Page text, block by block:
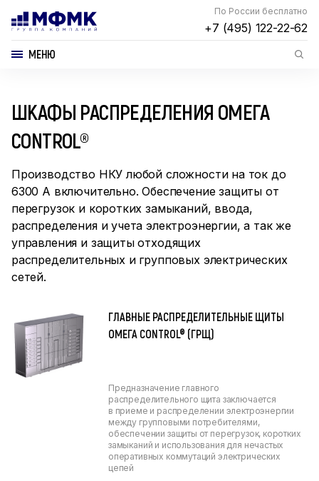
По России бесплатно
+7 (495) 122-22-62
МЕНЮ
ШКАФЫ РАСПРЕДЕЛЕНИЯ ОМЕГА
CONTROL®
Производство НКУ любой сложности на ток до
6300 А включительно. Обеспечение защиты от
перегрузок и коротких замыканий, ввода,
распределения и учета электроэнергии, а так же
управления и защиты отходящих
распределительных и групповых электрических
сетей.
ГЛАВНЫЕ РАСПРЕДЕЛИТЕЛЬНЫЕ ЩИТЫ
ОМЕГА CONTROL® (ГРЩ)
Предназначение главного
распределительного щита заключается
в приеме и распределении электроэнергии
между групповыми потребителями,
обеспечении защиты от перегрузок, коротких
замыканий и использования для нечастых
оперативных коммутаций электрических
цепей